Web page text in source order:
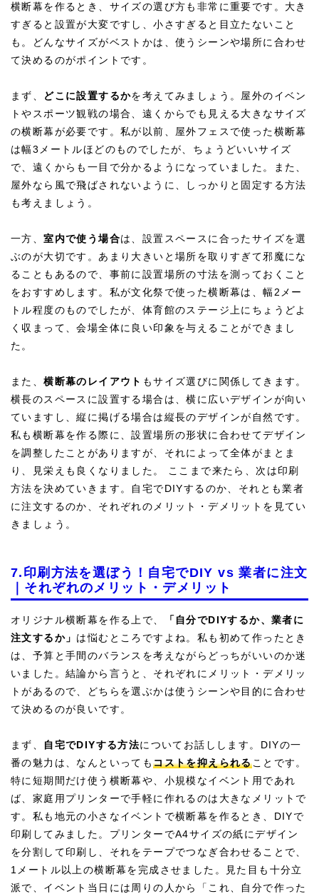
横断幕を作るとき、サイズの選び方も非常に重要です。大き
すぎると設置が大変ですし、小さすぎると目立たないこと
も。どんなサイズがベストかは、使うシーンや場所に合わせ
て決めるのがポイントです。
まず、 どこに設置するかを考えてみましょう。屋外のイベン
トやスポーツ観戦の場合、遠くからでも見える大きなサイズ
の横断幕が必要です。私が以前、屋外フェスで使った横断幕
は幅3メートルほどのものでしたが、ちょうどいいサイズ
で、遠くからも一目で分かるようになっていました。また、
屋外なら風で飛ばされないように、しっかりと固定する方法
も考えましょう。
一方、室内で使う場合は、設置スペースに合ったサイズを選
ぶのが大切です。あまり大きいと場所を取りすぎて邪魔にな
ることもあるので、事前に設置場所の寸法を測っておくこと
をおすすめします。私が文化祭で使った横断幕は、幅2メー
トル程度のものでしたが、体育館のステージ上にちょうどよ
く収まって、会場全体に良い印象を与えることができまし
た。
また、横断幕のレイアウト もサイズ選びに関係してきます。
横長のスペースに設置する場合は、横に広いデザインが向い
ていますし、縦に掲げる場合は縦長のデザインが自然です。
私も横断幕を作る際に、設置場所の形状に合わせてデザイン
を調整したことがありますが、それによって全体がまとま
り、見栄えも良くなりました。 ここまで来たら、次は印刷
方法を決めていきます。自宅でDIYするのか、それとも業者
に注文するのか、それぞれのメリット・デメリットを見てい
きましょう。
7.印刷方法を選ぼう！自宅でDIY vs 業者に注文
｜それぞれのメリット・デメリット
オリジナル横断幕を作る上で、
「自分でDIYするか、業者に
注文するか」 は悩むところですよね。私も初めて作ったとき
は、予算と手間のバランスを考えながらどっちがいいのか迷
いました。結論から言うと、それぞれにメリット・デメリッ
トがあるので、どちらを選ぶかは使うシーンや目的に合わせ
て決めるのが良いです。
まず、 自宅でDIYする方法についてお話しします。DIYの一
番の魅力は、なんといってもコストを抑えられることです。
特に短期間だけ使う横断幕や、小規模なイベント用であれ
ば、家庭用プリンターで手軽に作れるのは大きなメリットで
す。私も地元の小さなイベントで横断幕を作るとき、DIYで
印刷してみました。プリンターでA4サイズの紙にデザイン
を分割して印刷し、それをテープでつなぎ合わせることで、
1メートル以上の横断幕を完成させました。見た目も十分立
派で、イベント当日には周りの人から「これ、自分で作った